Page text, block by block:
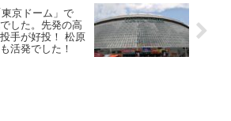
京ドーム」で
した。先発の高
手が好投！ 松原
活発でした！